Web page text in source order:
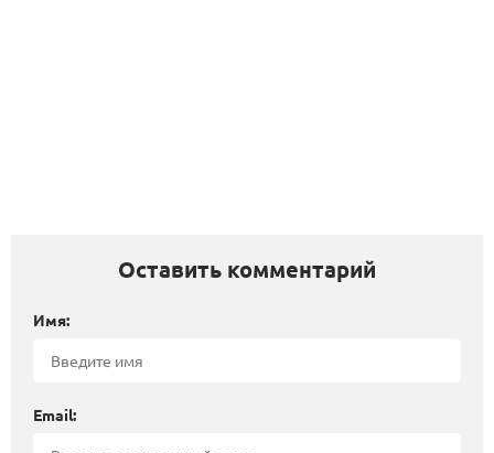
Оставить комментарий
Имя:
Email: